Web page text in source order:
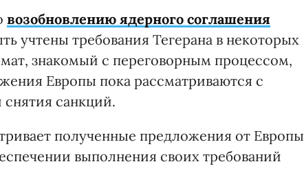
возобновлению ядерного соглашения
учтены требования Тегерана в некоторых
знакомый с переговорным процессом,
Европы пока рассматриваются с
санкций.
полученные предложения от Европы
выполнения своих требований